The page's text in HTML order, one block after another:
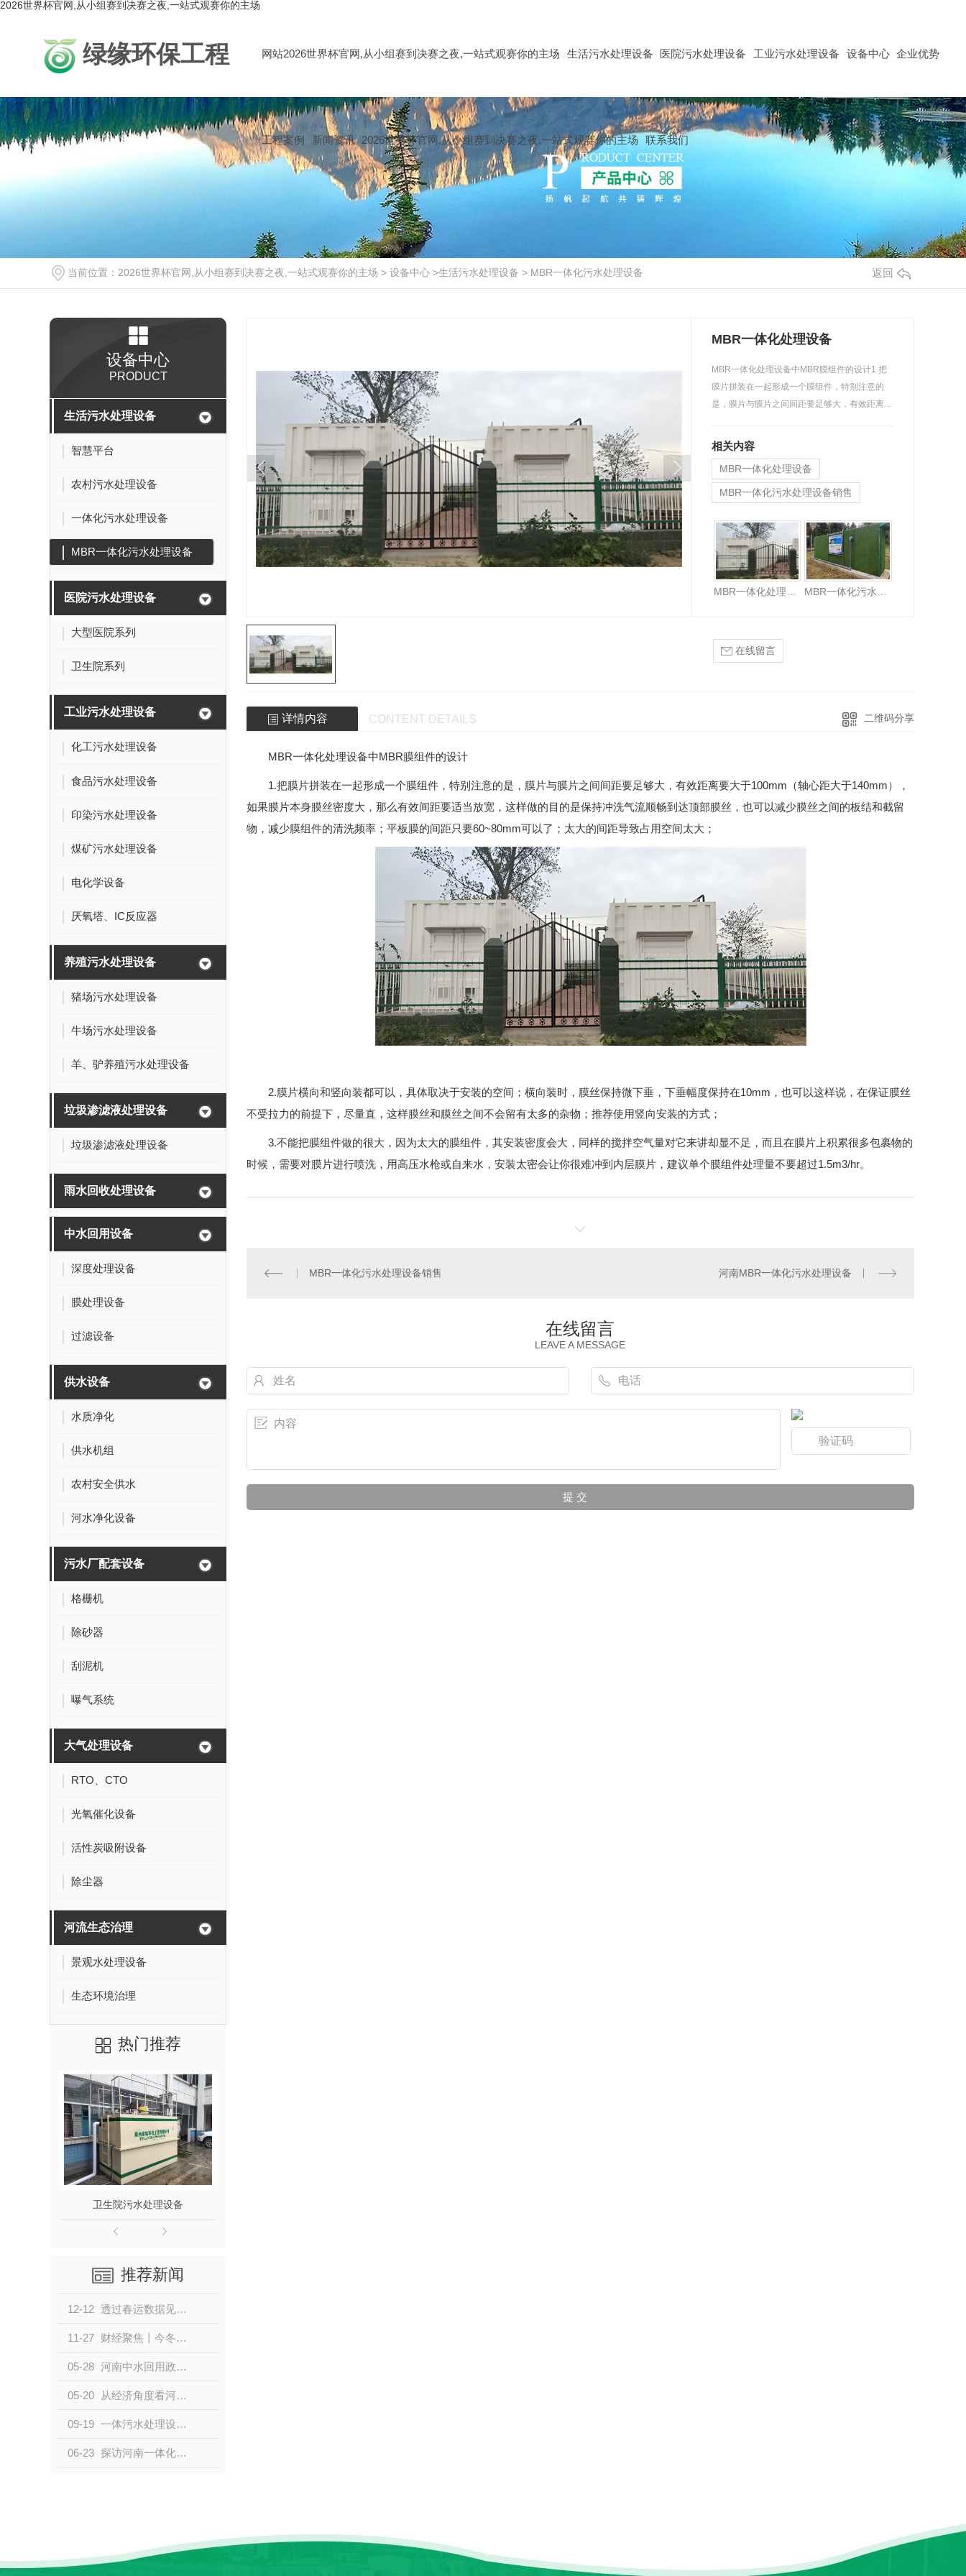
2026世界杯官网,从小组赛到决赛之夜,一站式观赛你的主场
绿缘环保工程 网站2026世界杯官网,从小组赛到决赛之夜,一站式观赛你的主场 生活污水处理设备 医院污水处理设备 工业污水处理设备 设备中心 企业优势
工程案例 新闻资讯 2026世界杯官网,从小组赛到决赛之夜,一站式观赛你的主场 联系我们
当前位置： 2026世界杯官网,从小组赛到决赛之夜,一站式观赛你的主场 > 设备中心 >生活污水处理设备 > MBR一体化污水处理设备 返回
设备中心
PRODUCT
生活污水处理设备
智慧平台
农村污水处理设备
一体化污水处理设备
MBR一体化污水处理设备
医院污水处理设备
大型医院系列
卫生院系列
工业污水处理设备
化工污水处理设备
食品污水处理设备
印染污水处理设备
煤矿污水处理设备
电化学设备
厌氧塔、IC反应器
养殖污水处理设备
猪场污水处理设备
牛场污水处理设备
羊、驴养殖污水处理设备
垃圾渗滤液处理设备
垃圾渗滤液处理设备
雨水回收处理设备
中水回用设备
深度处理设备
膜处理设备
过滤设备
供水设备
水质净化
供水机组
农村安全供水
河水净化设备
污水厂配套设备
格栅机
除砂器
刮泥机
曝气系统
大气处理设备
RTO、CTO
光氧催化设备
活性炭吸附设备
除尘器
河流生态治理
景观水处理设备
生态环境治理
热门推荐
卫生院污水处理设备
推荐新闻
12-12 透过春运数据见证时代变迁 感受“流动”的速度和发展活力
11-27 财经聚焦丨今冬首场寒潮来袭，能源行业保供形势如何？
05-28 河南中水回用政策对当地社会和经济的影响深度解析
05-20 从经济角度看河南中水回用对资源节约的作用
09-19 一体污水处理设备在使用时需要注意哪些事项？分别是什么？
06-23 探访河南一体化污水处理设备厂家，揭秘环保产业的发展之路
MBR一体化处理设备
MBR一体化处理设备中MBR膜组件的设计1.把
膜片拼装在一起形成一个膜组件，特别注意的
是，膜片与膜片之间间距要足够大，有效距离要
相关内容
MBR一体化处理设备
MBR一体化污水处理设备销售
在线留言
详情内容 CONTENT DETAILS 二维码分享
MBR一体化处理设备中MBR膜组件的设计
1.把膜片拼装在一起形成一个膜组件，特别注意的是，膜片与膜片之间间距要足够大，有效距离要大于100mm（轴心距大于140mm），
如果膜片本身膜丝密度大，那么有效间距要适当放宽，这样做的目的是保持冲洗气流顺畅到达顶部膜丝，也可以减少膜丝之间的板结和截留
物，减少膜组件的清洗频率；平板膜的间距只要60~80mm可以了；太大的间距导致占用空间太大；
2.膜片横向和竖向装都可以，具体取决于安装的空间；横向装时，膜丝保持微下垂，下垂幅度保持在10mm，也可以这样说，在保证膜丝
不受拉力的前提下，尽量直，这样膜丝和膜丝之间不会留有太多的杂物；推荐使用竖向安装的方式；
3.不能把膜组件做的很大，因为太大的膜组件，其安装密度会大，同样的搅拌空气量对它来讲却显不足，而且在膜片上积累很多包裹物的
时候，需要对膜片进行喷洗，用高压水枪或自来水，安装太密会让你很难冲到内层膜片，建议单个膜组件处理量不要超过1.5m3/hr。
MBR一体化污水处理设备销售 河南MBR一体化污水处理设备
在线留言
LEAVE A MESSAGE